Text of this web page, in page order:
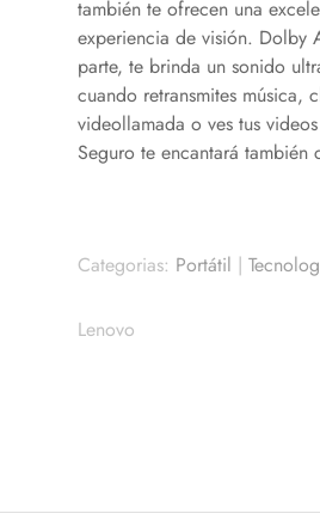
también te ofrecen una
experiencia de visión. Dolby
parte, te brinda un sonido
cuando retransmites música,
videollamada o ves tus
Seguro te encantará también
Categorias: Portátil |
Lenovo